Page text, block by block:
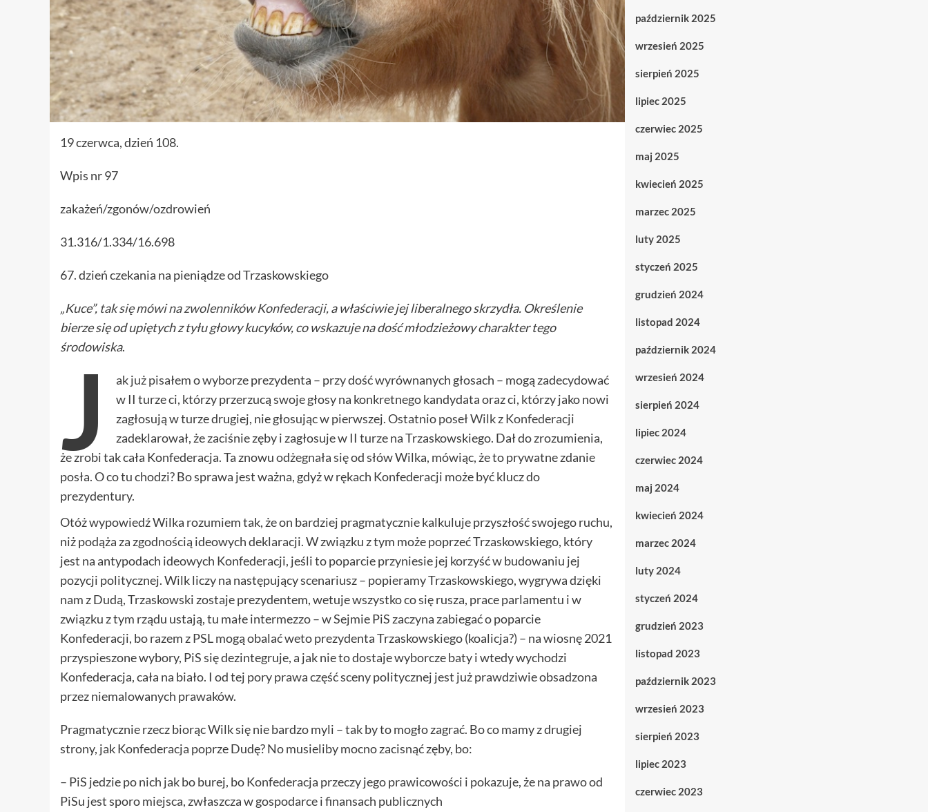
19 czerwca, dzień 108.
Wpis nr 97
zakażeń/zgonów/ozdrowień
31.316/1.334/16.698
67. dzień czekania na pieniądze od Trzaskowskiego
„Kuce”, tak się mówi na zwolenników Konfederacji,a właściwie jej liberalnego skrzydła. Określenie
bierze się od upiętych z tyłu głowy kucyków, co wskazuje na dość młodzieżowy charakter tego
środowiska.
J akjuż pisałemo wyborze prezydenta – przy dość wyrównanych głosach – mogą zadecydować
w II turze ci, którzy przerzucą swoje głosy na konkretnego kandydata oraz ci, którzy jako nowi
zagłosują w turze drugiej, nie głosując w pierwszej. Ostatnioposeł Wilk z Konfederacji
zadeklarował, że zaciśnie zęby i zagłosuje w II turze na Trzaskowskiego. Dał do zrozumienia,
że zrobi tak cała Konfederacja. Ta znowuodżegnała sięod słów Wilka, mówiąc, że to prywatne zdanie
posła. O co tu chodzi? Bo sprawa jest ważna, gdyż w rękach Konfederacji może być klucz do
prezydentury.
Otóż wypowiedź Wilka rozumiem tak, że on bardziej pragmatycznie kalkuluje przyszłość swojego ruchu,
niż podąża za zgodnością ideowych deklaracji. W związku z tym może poprzeć Trzaskowskiego, który
jest na antypodach ideowych Konfederacji, jeśli to poparcie przyniesie jej korzyść w budowaniu jej
pozycji politycznej. Wilk liczy na następujący scenariusz – popieramy Trzaskowskiego, wygrywa dzięki
nam z Dudą, Trzaskowski zostaje prezydentem, wetuje wszystko co się rusza, prace parlamentu i w
związku z tym rządu ustają, tu małe intermezzo – w Sejmie PiS zaczyna zabiegać o poparcie
Konfederacji, bo razem z PSL mogą obalać weto prezydenta Trzaskowskiego (koalicja?) – na wiosnę 2021
przyspieszone wybory, PiS się dezintegruje, a jak nie to dostaje wyborcze baty i wtedy wychodzi
Konfederacja, cała na biało. I od tej pory prawa część sceny politycznej jest już prawdziwie obsadzona
przez niemalowanych prawaków.
Pragmatycznie rzecz biorąc Wilk się nie bardzo myli – tak by to mogło zagrać. Bo co mamy z drugiej
strony, jak Konfederacja poprze Dudę? No musieliby mocno zacisnąć zęby, bo:
– PiS jedzie po nich jak bo burej, bo Konfederacja przeczy jego prawicowości i pokazuje, że na prawo od
PiSu jest sporo miejsca, zwłaszcza w gospodarce i finansach publicznych
październik 2025
wrzesień 2025
sierpień 2025
lipiec 2025
czerwiec 2025
maj 2025
kwiecień 2025
marzec 2025
luty 2025
styczeń 2025
grudzień 2024
listopad 2024
październik 2024
wrzesień 2024
sierpień 2024
lipiec 2024
czerwiec 2024
maj 2024
kwiecień 2024
marzec 2024
luty 2024
styczeń 2024
grudzień 2023
listopad 2023
październik 2023
wrzesień 2023
sierpień 2023
lipiec 2023
czerwiec 2023